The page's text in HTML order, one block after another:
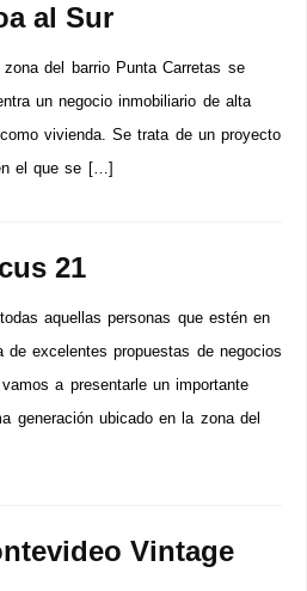
al Sur
zona del barrio Punta Carretas se
un negocio inmobiliario de alta
vivienda. Se trata de un proyecto
el que se […]
21
aquellas personas que estén en
de excelentes propuestas de negocios
a presentarle un importante
generación ubicado en la zona del
Vintage